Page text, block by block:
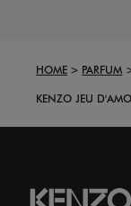
HOME PARFUM
KENZO JEU